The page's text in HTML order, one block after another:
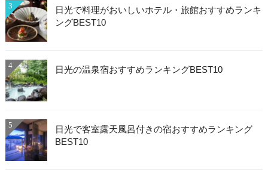
3
日光で料理がおいしいホテル・旅館おすすめランキ
ングBEST10
4 日光の温泉宿おすすめランキングBEST10
5
日光で客室露天風呂付きの宿おすすめランキング
BEST10